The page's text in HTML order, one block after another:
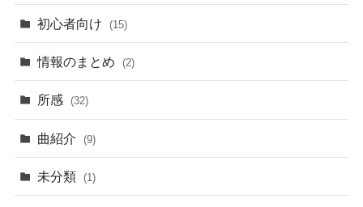
初心者向け (15)
情報のまとめ (2)
所感 (32)
曲紹介 (9)
未分類 (1)